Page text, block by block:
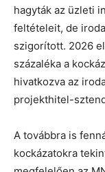
hagyták az üzleti
feltételeit, de
szigorított. 2026
százaléka a
hivatkozva az
projekthitel-
A továbbra is
kockázatokra